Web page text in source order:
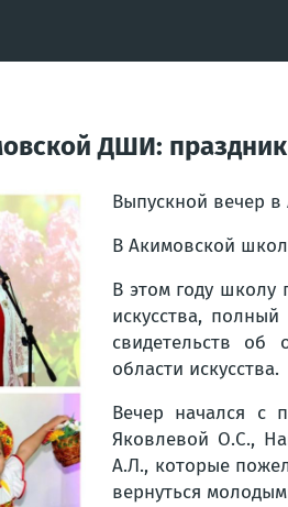
ДШИ: праздник
Выпускной вечер
В Акимовской
В этом году школу
искусства,
свидетельств об
области искусства.
Вечер начался с
Яковлевой О.С.,
А.Л., которые
вернуться